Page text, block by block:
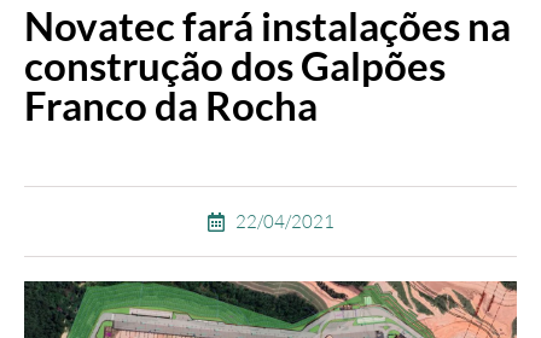
Novatec fará instalações na
construção dos Galpões
Franco da Rocha
22/04/2021